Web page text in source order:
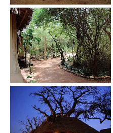
Show larger version
Show larger version